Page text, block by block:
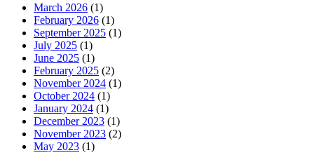
March 2026 (1)
February 2026 (1)
September 2025 (1)
July 2025 (1)
June 2025 (1)
February 2025 (2)
November 2024 (1)
October 2024 (1)
January 2024 (1)
December 2023 (1)
November 2023 (2)
May 2023 (1)